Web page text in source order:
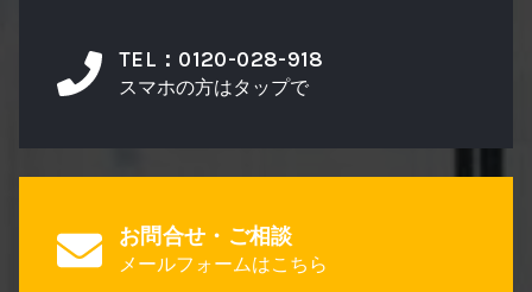
TEL：0120-028-918
スマホの方はタップで
お問合せ・ご相談
メールフォームはこちら